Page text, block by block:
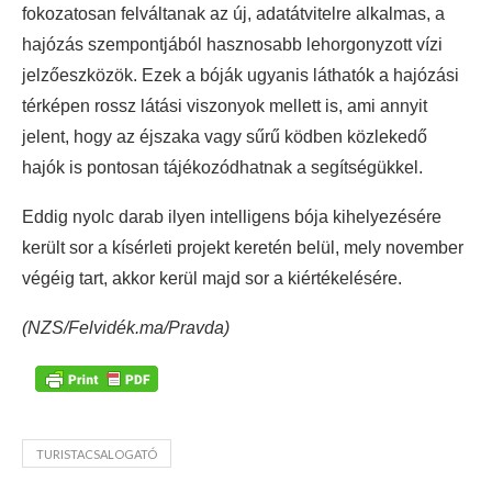
fokozatosan felváltanak az új, adatátvitelre alkalmas, a
hajózás szempontjából hasznosabb lehorgonyzott vízi
jelzőeszközök. Ezek a bóják ugyanis láthatók a hajózási
térképen rossz látási viszonyok mellett is, ami annyit
jelent, hogy az éjszaka vagy sűrű ködben közlekedő
hajók is pontosan tájékozódhatnak a segítségükkel.
Eddig nyolc darab ilyen intelligens bója kihelyezésére
került sor a kísérleti projekt keretén belül, mely november
végéig tart, akkor kerül majd sor a kiértékelésére.
(NZS/Felvidék.ma/Pravda)
TURISTACSALOGATÓ